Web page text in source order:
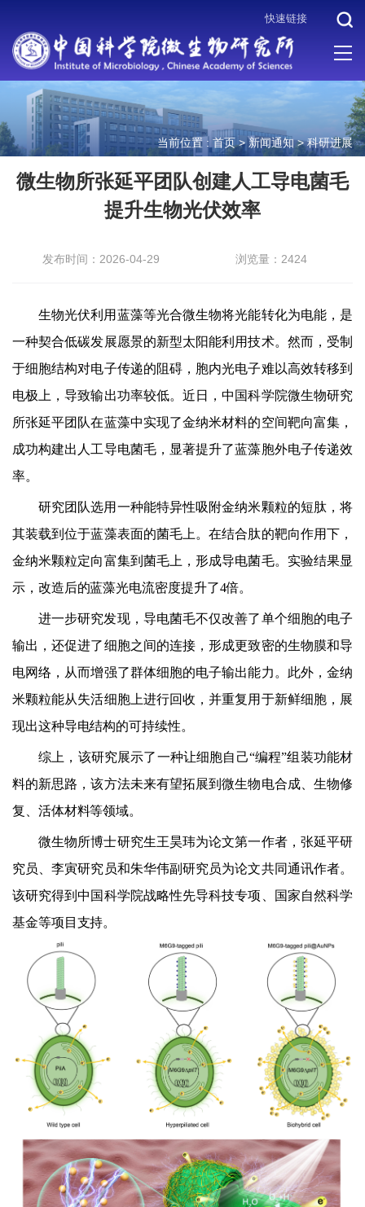
快速链接
当前位置 : 首页>新闻通知>科研进展
微生物所张延平团队创建人工导电菌毛
提升生物光伏效率
发布时间：2026-04-29 浏览量：2424
生物光伏利用蓝藻等光合微生物将光能转化为电能，是
一种契合低碳发展愿景的新型太阳能利用技术。然而，受制
于细胞结构对电子传递的阻碍，胞内光电子难以高效转移到
电极上，导致输出功率较低。近日，中国科学院微生物研究
所张延平团队在蓝藻中实现了金纳米材料的空间靶向富集，
成功构建出人工导电菌毛，显著提升了蓝藻胞外电子传递效
率。
研究团队选用一种能特异性吸附金纳米颗粒的短肽，将
其装载到位于蓝藻表面的菌毛上。在结合肽的靶向作用下，
金纳米颗粒定向富集到菌毛上，形成导电菌毛。实验结果显
示，改造后的蓝藻光电流密度提升了4倍。
进一步研究发现，导电菌毛不仅改善了单个细胞的电子
输出，还促进了细胞之间的连接，形成更致密的生物膜和导
电网络，从而增强了群体细胞的电子输出能力。此外，金纳
米颗粒能从失活细胞上进行回收，并重复用于新鲜细胞，展
现出这种导电结构的可持续性。
综上，该研究展示了一种让细胞自己“编程”组装功能材
料的新思路，该方法未来有望拓展到微生物电合成、生物修
复、活体材料等领域。
微生物所博士研究生王昊玮为论文第一作者，张延平研
究员、李寅研究员和朱华伟副研究员为论文共同通讯作者。
该研究得到中国科学院战略性先导科技专项、国家自然科学
基金等项目支持。